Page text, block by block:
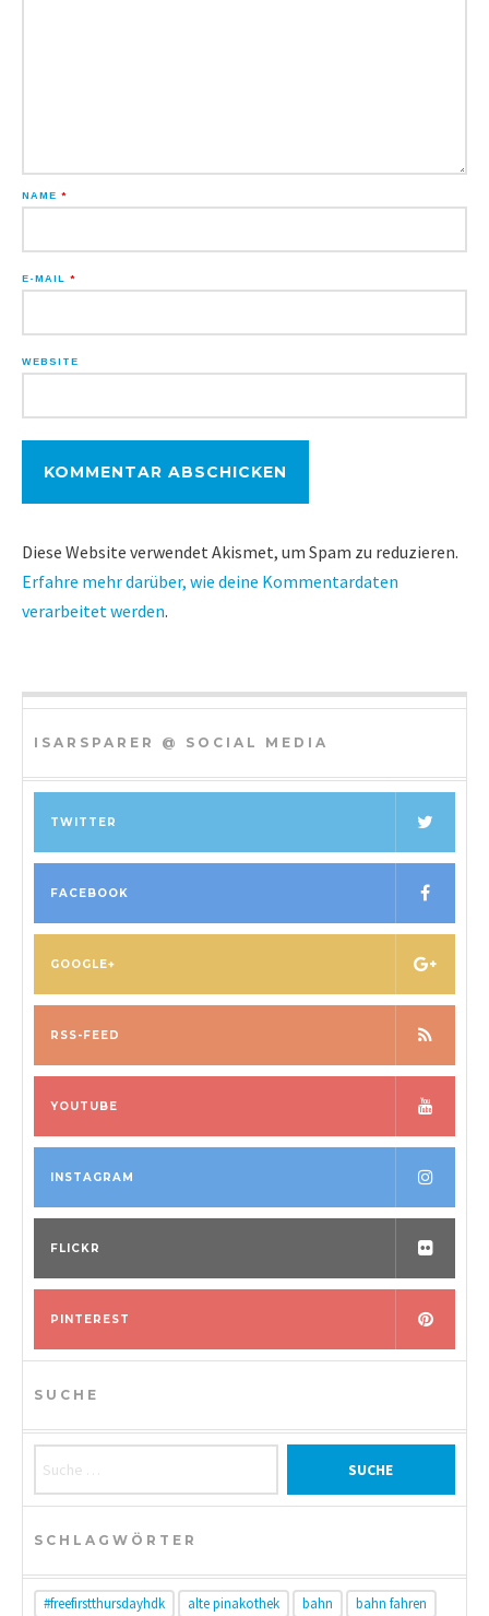
NAME *
E-MAIL *
WEBSITE
Diese Website verwendet Akismet, um Spam zu reduzieren.
Erfahre mehr darüber, wie deine Kommentardaten
verarbeitet werden.
ISARSPARER @ SOCIAL MEDIA
TWITTER
FACEBOOK
GOOGLE+
RSS-FEED
YOUTUBE
INSTAGRAM
FLICKR
PINTEREST
SUCHE
SCHLAGWÖRTER
#freefirstthursdayhdk alte pinakothek bahn bahn fahren